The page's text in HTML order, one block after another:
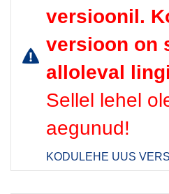
versioonil.
versioon on
alloleval
Sellel lehel
aegunud!
KODULEHE UUS